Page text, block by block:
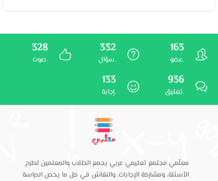
163
عضو.
332
سؤال.
328
صوت.
936
تعليق.
133
إجابة.
معلّمي مجتمع تعليمي عربي يجمع الطلاب والمعلمين لطرح
الأسئلة، ومشاركة الإجابات، والنقاش في كل ما يخص الدراسة